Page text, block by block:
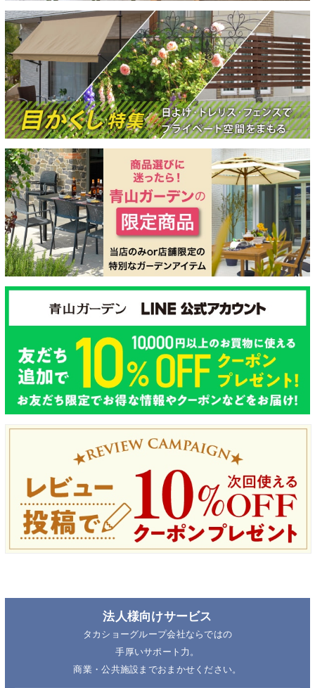
法人様向けサービス
タカショーグループ会社ならではの
手厚いサポート力。
商業・公共施設までおまかせください。